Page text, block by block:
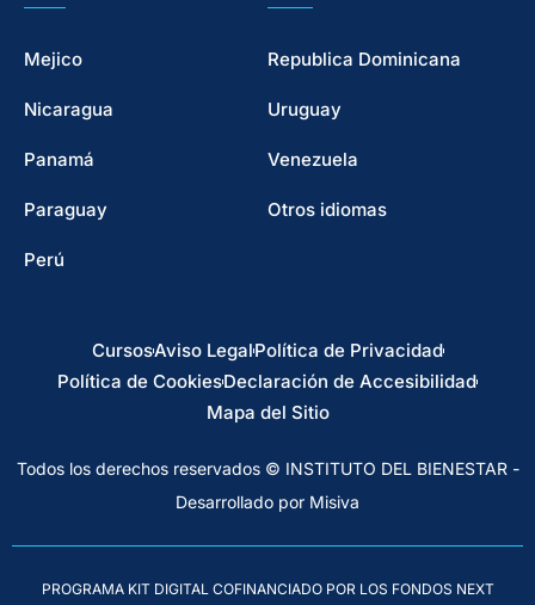
Mejico
Nicaragua
Panamá
Paraguay
Perú
Republica Dominicana
Uruguay
Venezuela
Otros idiomas
CursosAviso LegalPolítica de Privacidad
Política de CookiesDeclaración de Accesibilidad
Mapa del Sitio
Todos los derechos reservados © INSTITUTO DEL BIENESTAR -
Desarrollado por Misiva
PROGRAMA KIT DIGITAL COFINANCIADO POR LOS FONDOS NEXT